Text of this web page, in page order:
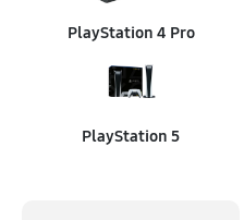
PlayStation 4 Pro
PlayStation 5